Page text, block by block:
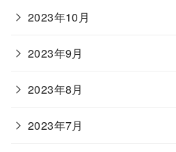
2023年10月
2023年9月
2023年8月
2023年7月